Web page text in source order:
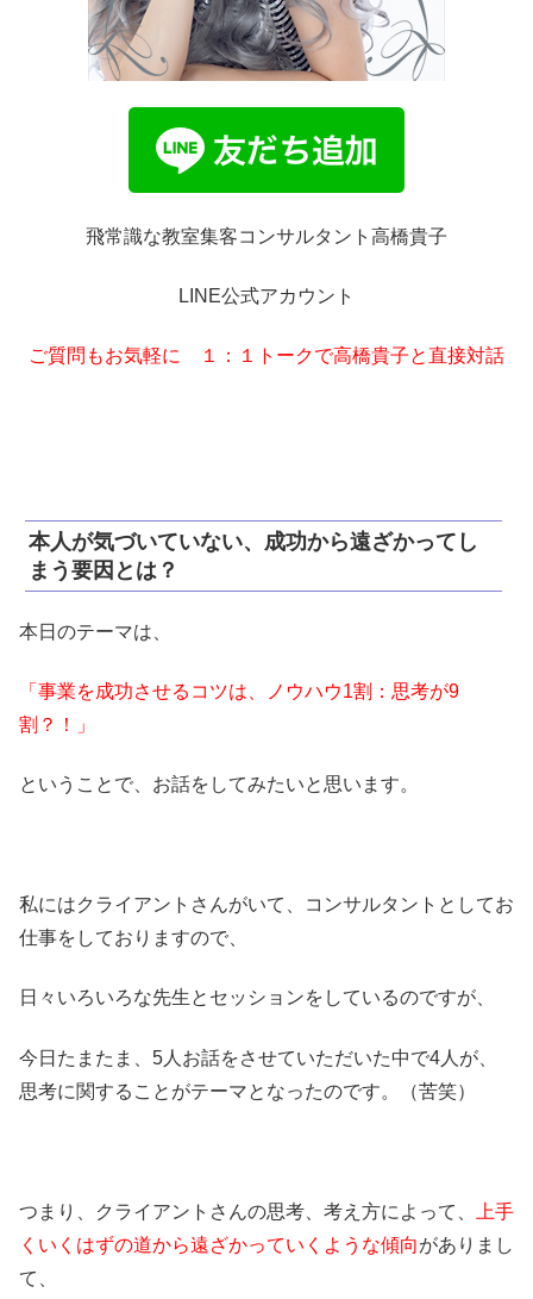
飛常識な教室集客コンサルタント高橋貴子
LINE公式アカウント
ご質問もお気軽に １：１トークで高橋貴子と直接対話
本人が気づいていない、成功から遠ざかってし
まう要因とは？
本日のテーマは、
「事業を成功させるコツは、ノウハウ1割：思考が9
割？！」
ということで、お話をしてみたいと思います。
私にはクライアントさんがいて、コンサルタントとしてお
仕事をしておりますので、
日々いろいろな先生とセッションをしているのですが、
今日たまたま、5人お話をさせていただいた中で4人が、
思考に関することがテーマとなったのです。（苦笑）
つまり、クライアントさんの思考、考え方によって、
上手
くいくはずの道から遠ざかっていくような傾向がありまし
て、